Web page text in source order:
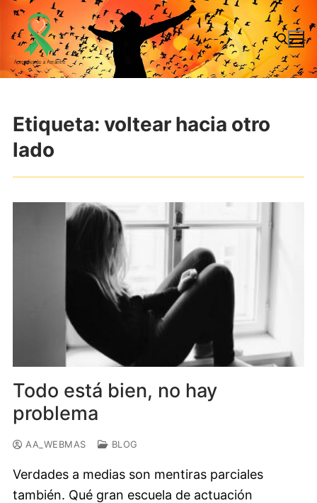
contenido
Etiqueta: voltear hacia otro
lado
Todo está bien, no hay
problema
AA_WEBMAS BLOG
Verdades a medias son mentiras parciales
también. Qué gran escuela de actuación